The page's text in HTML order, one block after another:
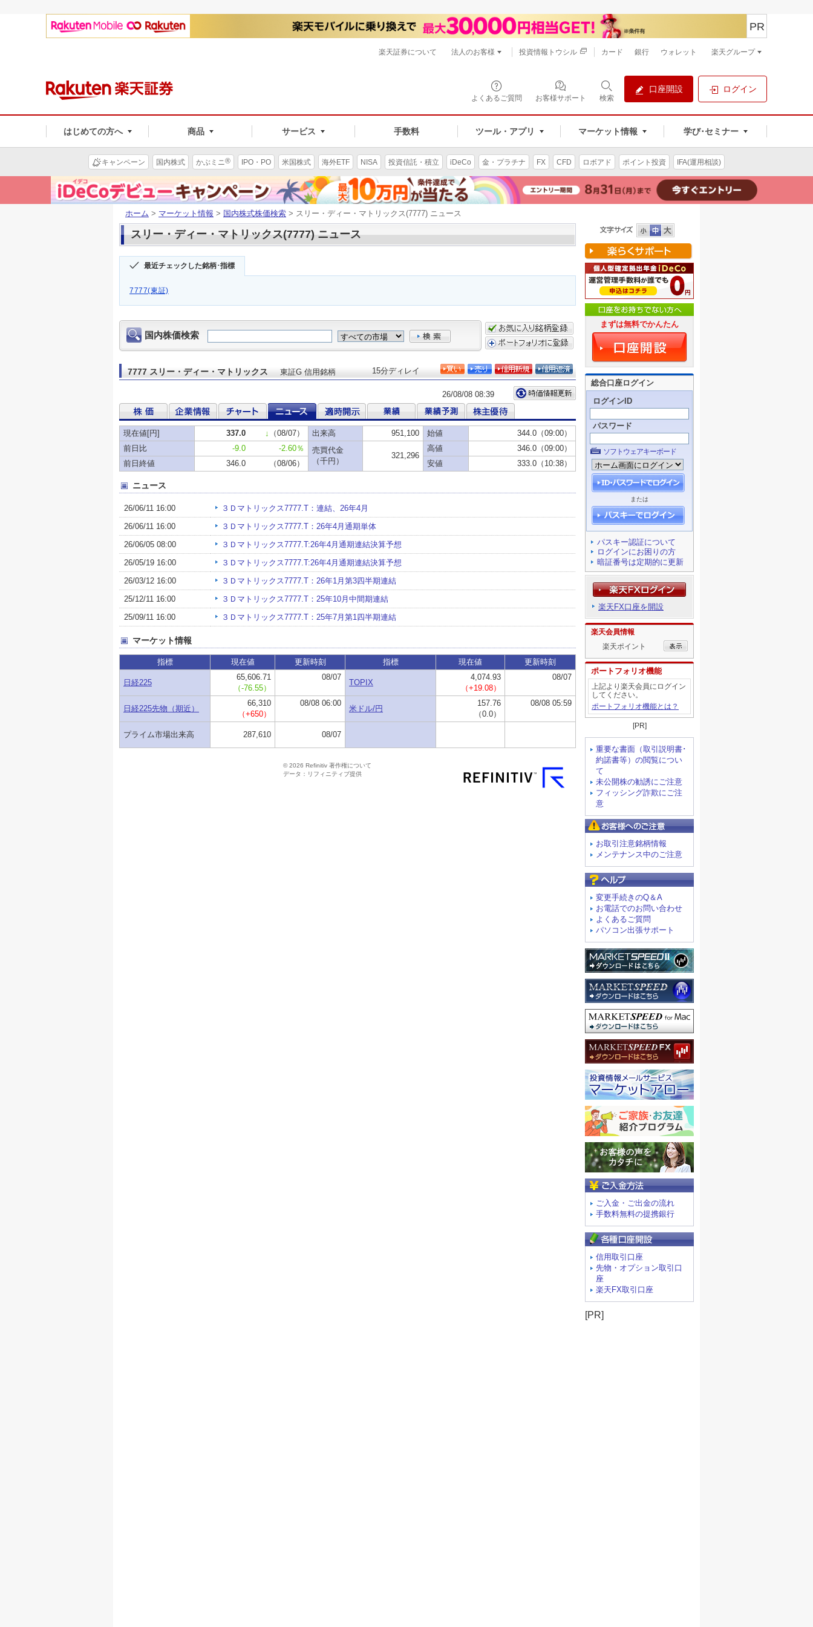
よくあるご質問 お客様サポート 検索
口座開設 ログイン
はじめての方へ 商品 サービス 手数料 ツール・アプリ マーケット情報 学び･セミナー
PR
楽天証券について 法人のお客様 投資情報トウシル カード 銀行 ウォレット 楽天グループ
キャンペーン 国内株式 かぶミニ® IPO・PO 米国株式 海外ETF NISA 投資信託・積立 iDeCo 金・プラチナ FX CFD ロボアド ポイント投資 IFA(運用相談)
ホーム > マーケット情報 > 国内株式株価検索 > スリー・ディー・マトリックス(7777) ニュース
スリー・ディー・マトリックス(7777) ニュース
最近チェックした銘柄･指標
7777(東証)
まずは無料でかんたん
総合口座ログイン
ログインID
パスワード
ソフトウェアキーボード
または
パスキー認証について
ログインにお困りの方
暗証番号は定期的に更新
楽天FX口座を開設
楽天会員情報
楽天ポイント
ポートフォリオ機能
上記より楽天会員にログイン
してください。
ポートフォリオ機能とは？
[PR]
重要な書面（取引説明書･
約諾書等）の閲覧につい
て
未公開株の勧誘にご注意
フィッシング詐欺にご注
意
お取引注意銘柄情報
メンテナンス中のご注意
変更手続きのQ＆A
お電話でのお問い合わせ
よくあるご質問
パソコン出張サポート
ご入金・ご出金の流れ
手数料無料の提携銀行
信用取引口座
先物・オプション取引口
座
楽天FX取引口座
[PR]